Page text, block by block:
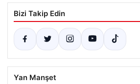
Bizi Takip Edin
Yan Manşet